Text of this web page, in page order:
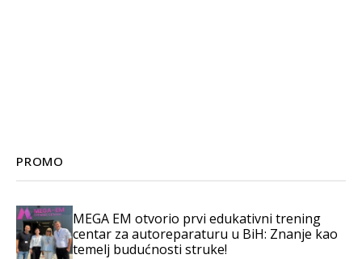
PROMO
MEGA EM otvorio prvi edukativni trening
centar za autoreparaturu u BiH: Znanje kao
temelj budućnosti struke!